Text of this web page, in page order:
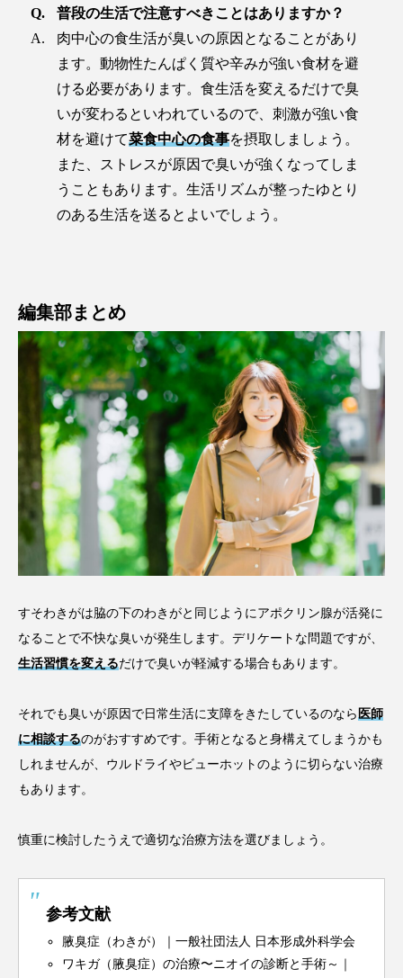
普段の生活で注意すべきことはありますか？
肉中心の食生活が臭いの原因となることがあり
ます。動物性たんぱく質や辛みが強い食材を避
ける必要があります。食生活を変えるだけで臭
いが変わるといわれているので、刺激が強い食
材を避けて菜食中心の食事を摂取しましょう。
また、ストレスが原因で臭いが強くなってしま
うこともあります。生活リズムが整ったゆとり
のある生活を送るとよいでしょう。
編集部まとめ
すそわきがは脇の下のわきがと同じようにアポクリン腺が活発に
なることで不快な臭いが発生します。デリケートな問題ですが、
生活習慣を変えるだけで臭いが軽減する場合もあります。
それでも臭いが原因で日常生活に支障をきたしているのなら医師
に相談するのがおすすめです。手術となると身構えてしまうかも
しれませんが、ウルドライやビューホットのように切らない治療
もあります。
慎重に検討したうえで適切な治療方法を選びましょう。
参考文献
腋臭症（わきが）｜一般社団法人 日本形成外科学会
ワキガ（腋臭症）の治療〜ニオイの診断と手術～｜